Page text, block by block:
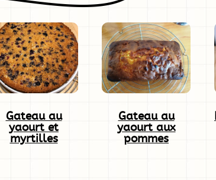
Gateau au
yaourt et
myrtilles
Gateau au
yaourt aux
pommes